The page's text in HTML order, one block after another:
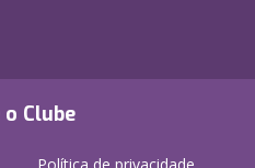
o Clube